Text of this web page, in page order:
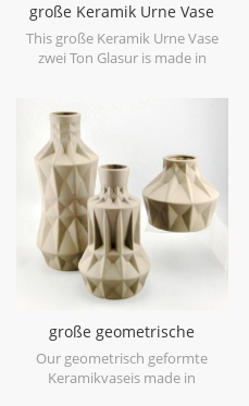
große Keramik Urne Vase
zwei Ton Glasur
This große Keramik Urne Vase
zwei Ton Glasur is made in
material to present two tone
colors,it is hand crafted so the
color is variance,two size
options with 19.7''h and 16.7''h.
große geometrische
Keramikvase braun 3er Set
Our geometrisch geformte
Keramikvaseis made in